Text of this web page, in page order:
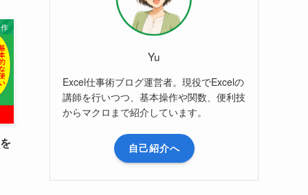
Yu
Excel仕事術ブログ運営者。現役でExcelの
講師を行いつつ、基本操作や関数、便利技
からマクロまで紹介しています。
自己紹介へ